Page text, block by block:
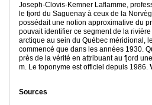
Joseph-Clovis-Kemner Laflamme,
le fjord du Saguenay à ceux de la
possédait une notion approximative du
pouvait identifier ce segment de la
arctique au sein du Québec méridional,
commencé que dans les années 1930.
près de la vérité en attribuant au fjord
m. Le toponyme est officiel depuis 1986.
Sources